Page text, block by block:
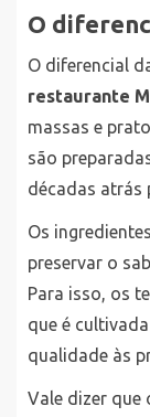
O
O diferencial
restaurante
massas e
são
décadas atrás
Os
preservar o
Para isso, os
que é
qualidade às
Vale dizer que